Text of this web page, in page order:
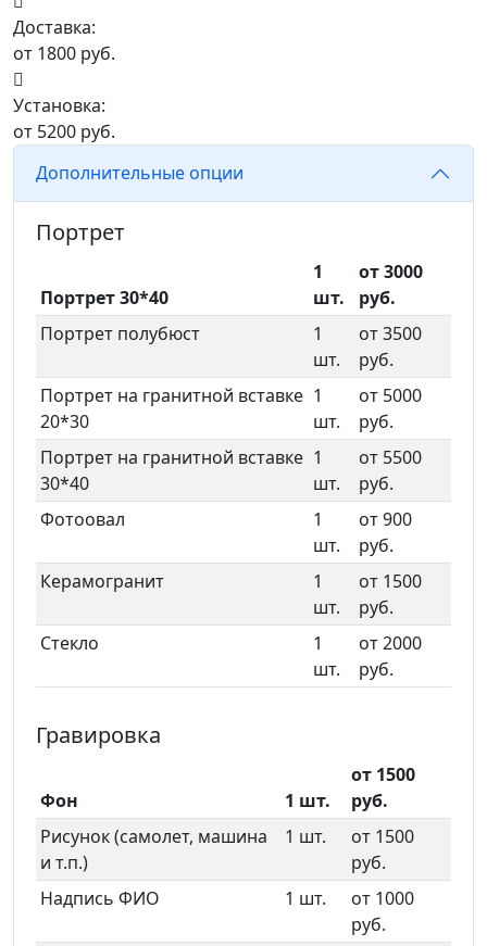
Доставка:
от 1800 руб.
Установка:
от 5200 руб.
Дополнительные опции
Портрет
Портрет 30*40
1
шт.
от 3000
руб.
Портрет полубюст
1
шт.
от 3500
руб.
Портрет на гранитной вставке
20*30
1
шт.
от 5000
руб.
Портрет на гранитной вставке
30*40
1
шт.
от 5500
руб.
Фотоовал
1
шт.
от 900
руб.
Керамогранит
1
шт.
от 1500
руб.
Стекло
1
шт.
от 2000
руб.
Гравировка
Фон 1 шт.
от 1500
руб.
Рисунок (самолет, машина
и т.п.)
1 шт.
от 1500
руб.
Надпись ФИО
1 шт.
от 1000
руб.